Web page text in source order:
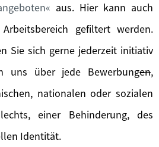
aus. Hier kann auch
gefiltert werden.
Sie sich gerne jederzeit initiativ
uns über jede Bewerbungen,
nationalen oder sozialen
einer Behinderung, des
Identität.